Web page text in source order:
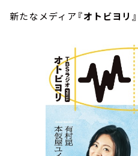
新たなメディア 『オトビヨリ』